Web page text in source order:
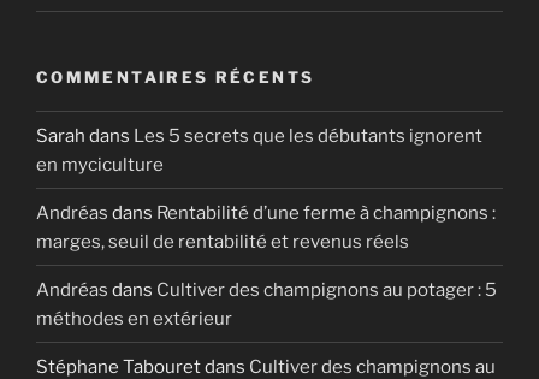
COMMENTAIRES RÉCENTS
Sarah dans Les 5 secrets que les débutants ignorent
en myciculture
Andréas dans Rentabilité d’une ferme à champignons :
marges, seuil de rentabilité et revenus réels
Andréas dans Cultiver des champignons au potager : 5
méthodes en extérieur
Stéphane Tabouretdans Cultiver des champignons au